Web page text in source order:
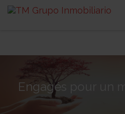
Engagés pour un